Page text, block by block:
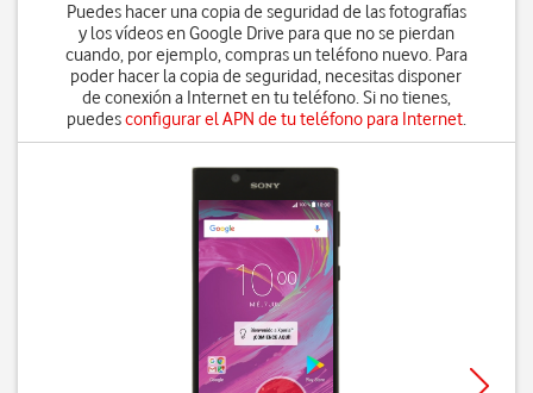
Puedes hacer una copia de seguridad de las fotografías
y los vídeos en Google Drive para que no se pierdan
cuando, por ejemplo, compras un teléfono nuevo. Para
poder hacer la copia de seguridad, necesitas disponer
de conexión a Internet en tu teléfono. Si no tienes,
puedesconfigurar el APN de tu teléfono para Internet.